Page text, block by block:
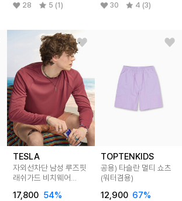
28 5 (1) 30 4 (3)
TESLA
자외선차단 남성 루즈핏
래쉬가드 비치웨어
17,800 54%
TOPTENKIDS
공용) 타슬란 멀티 쇼츠
(워터겸용)
12,900 67%